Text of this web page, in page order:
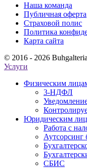
Наша команда
Публичная оферта
Страховой полис
Политика
Карта сайта
© 2016 - 2026
Услуги
Физическим
3-НДФЛ
Юридическим
Работа с
Аутсорсинг
СБИС